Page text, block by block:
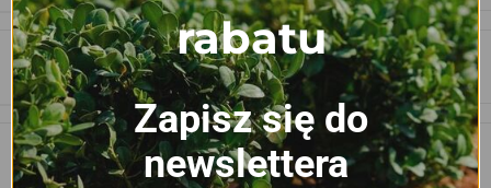
WYMIARY 52.5 × 31.5 × 4.5 cm
LICZKA KOMÓREK W TACY 84 szt
rabatu
Zapisz się do
newslettera